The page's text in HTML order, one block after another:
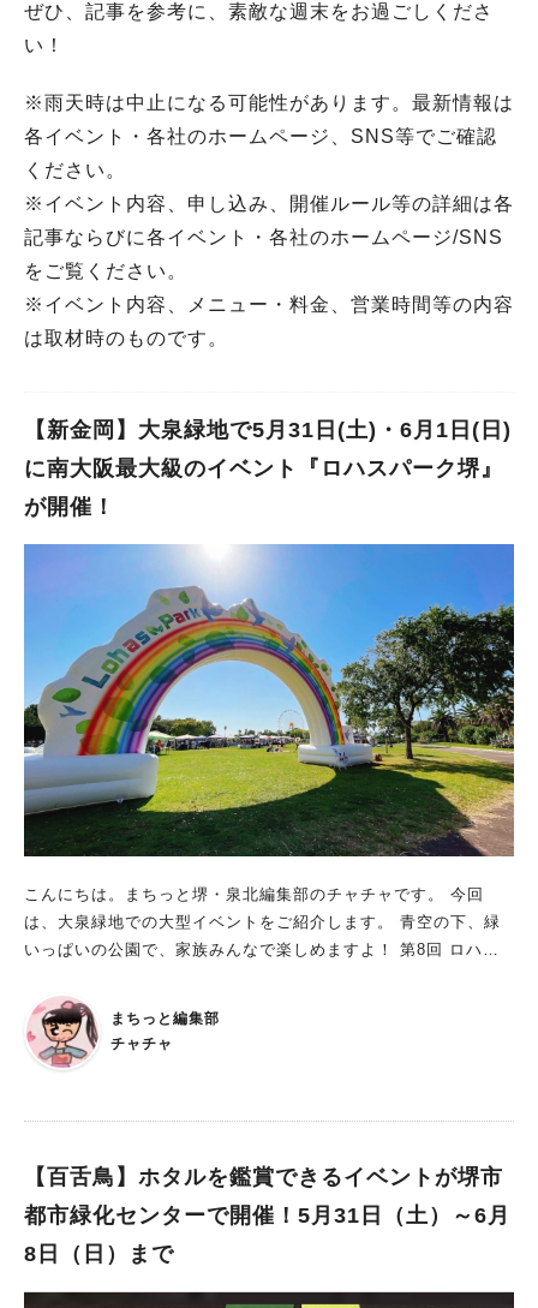
ぜひ、記事を参考に、素敵な週末をお過ごしくださ
い！
※雨天時は中止になる可能性があります。最新情報は
各イベント・各社のホームページ、SNS等でご確認
ください。
※イベント内容、申し込み、開催ルール等の詳細は各
記事ならびに各イベント・各社のホームページ/SNS
をご覧ください。
※イベント内容、メニュー・料金、営業時間等の内容
は取材時のものです。
【新金岡】大泉緑地で5月31日(土)・6月1日(日)
に南大阪最大級のイベント『ロハスパーク堺』
が開催！
こんにちは。まちっと堺・泉北編集部のチャチャです。 今回
は、大泉緑地での大型イベントをご紹介します。 青空の下、緑
いっぱいの公園で、家族みんなで楽しめますよ！ 第8回 ロハス
間： 10:00～16:00 場所：大泉緑地 大芝生広場 ※雨天決行 ※荒
天により中止になる場合があります。中止の場合、予備日はあり
ません。 ■『ロハス』を学べるイベント ロハスパークの『ロハ
食欲をそそるキッチンカーや個性豊かな飲食店、そして作家の想
乗馬体験や火おこしブース、動物とのふれあい（予定）、みんな
でワイワイ楽しめるバブルボールなど、ワクワクする体験ブース
まちっと編集部
チャチャ
【百舌鳥】ホタルを鑑賞できるイベントが堺市
都市緑化センターで開催！5月31日（土）～6月
8日（日）まで